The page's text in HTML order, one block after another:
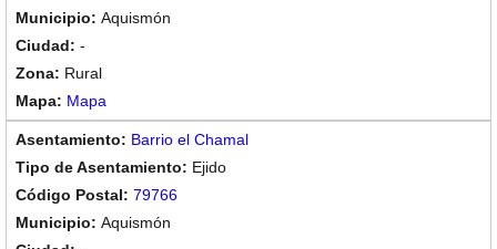
Aquismón
-
Rural
Mapa
Barrio el Chamal
Ejido
79766
Aquismón